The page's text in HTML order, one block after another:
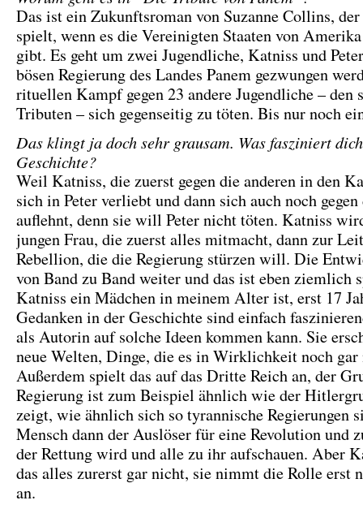
Das ist ein Zukunftsroman von Suzanne Collins,
spielt, wenn es die Vereinigten Staaten von
gibt. Es geht um zwei Jugendliche, Katniss und
bösen Regierung des Landes Panem gezwungen
rituellen Kampf gegen 23 andere Jugendliche – den
Tributen – sich gegenseitig zu töten. Bis nur noch
Das klingt ja doch sehr grausam. Was fasziniert
Geschichte?
Weil Katniss, die zuerst gegen die anderen in den
sich in Peter verliebt und dann sich auch noch gegen
auflehnt, denn sie will Peter nicht töten. Katniss
jungen Frau, die zuerst alles mitmacht, dann zur
Rebellion, die die Regierung stürzen will. Die
von Band zu Band weiter und das ist eben ziemlich
Katniss ein Mädchen in meinem Alter ist, erst 17
Gedanken in der Geschichte sind einfach
als Autorin auf solche Ideen kommen kann. Sie
neue Welten, Dinge, die es in Wirklichkeit noch
Außerdem spielt das auf das Dritte Reich an, der
Regierung ist zum Beispiel ähnlich wie der
zeigt, wie ähnlich sich so tyrannische Regierungen
Mensch dann der Auslöser für eine Revolution und
der Rettung wird und alle zu ihr aufschauen. Aber
das alles zurerst gar nicht, sie nimmt die Rolle erst
an.